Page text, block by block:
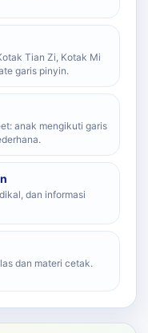
Tian Zi, Kotak Mi
garis pinyin.
anak mengikuti garis
dan informasi
dan materi cetak.